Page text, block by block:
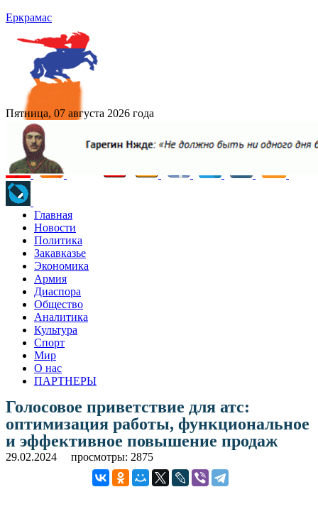
Еркрамас
Пятница, 07 августа 2026 года
Главная
Новости
Политика
Закавказье
Экономика
Армия
Диаспора
Общество
Аналитика
Культура
Спорт
Мир
О нас
ПАРТНЕРЫ
Голосовое приветствие для атс:
оптимизация работы, функциональное
и эффективное повышение продаж
29.02.2024 просмотры: 2875